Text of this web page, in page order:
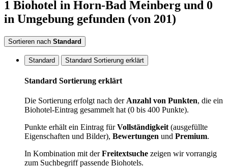
1 Biohotel in Horn-Bad Meinberg und 0
in Umgebung gefunden (von 201)
Sortieren nach Standard
Standard Standard Sortierung erklärt
Standard Sortierung erklärt
Die Sortierung erfolgt nach derAnzahl von Punkten, die ein
Biohotel-Eintrag gesammelt hat (0 bis 400 Punkte).
Punkte erhält ein Eintrag fürVollständigkeit(ausgefüllte
Eigenschaften und Bilder), Bewertungen und Premium.
In Kombination mit derFreitextsuche zeigen wir vorrangig
zum Suchbegriff passende Biohotels.